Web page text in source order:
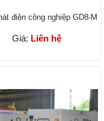
điện công nghiệp GD8-M
Giá: Liên hệ